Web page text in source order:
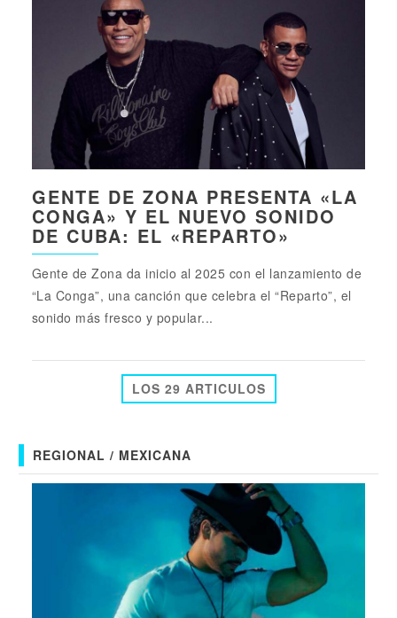
GENTE DE ZONA PRESENTA «LA
CONGA» Y EL NUEVO SONIDO
DE CUBA: EL «REPARTO»
Gente de Zona da inicio al 2025 con el lanzamiento de
“La Conga”, una canción que celebra el “Reparto”, el
sonido más fresco y popular...
LOS 29 ARTICULOS
REGIONAL / MEXICANA